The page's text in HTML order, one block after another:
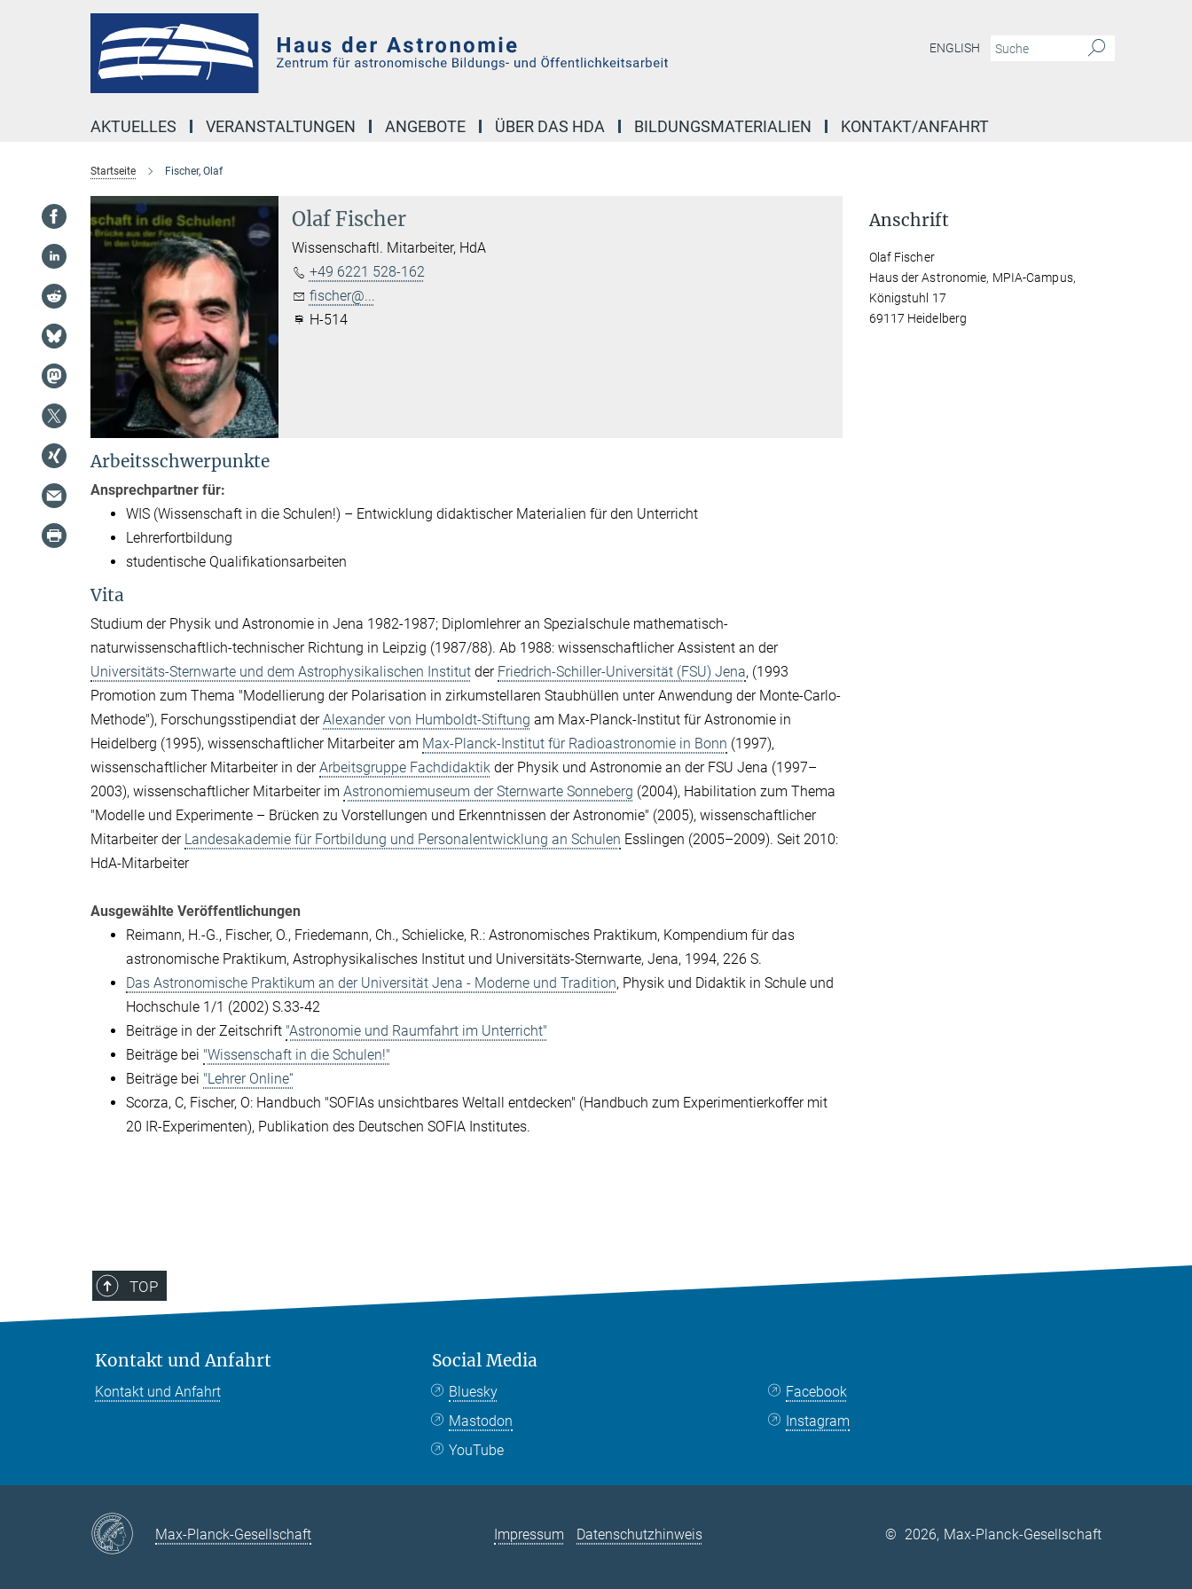
ENGLISH
AKTUELLES VERANSTALTUNGEN ANGEBOTE ÜBER DAS HDA BILDUNGSMATERIALIEN KONTAKT/ANFAHRT
Startseite Fischer, Olaf
Olaf Fischer
Wissenschaftl. Mitarbeiter, HdA
+49 6221 528-162
fischer@...
H-514
Arbeitsschwerpunkte
Ansprechpartner für:
WIS (Wissenschaft in die Schulen!) – Entwicklung didaktischer Materialien für den Unterricht
Lehrerfortbildung
studentische Qualifikationsarbeiten
Vita
Studium der Physik und Astronomie in Jena 1982-1987; Diplomlehrer an Spezialschule mathematisch-
naturwissenschaftlich-technischer Richtung in Leipzig (1987/88). Ab 1988: wissenschaftlicher Assistent an der
Universitäts-Sternwarte und dem Astrophysikalischen Institut der Friedrich-Schiller-Universität (FSU) Jena, (1993
Promotion zum Thema "Modellierung der Polarisation in zirkumstellaren Staubhüllen unter Anwendung der Monte-Carlo-
Methode"), Forschungsstipendiat derAlexander von Humboldt-Stiftung am Max-Planck-Institut für Astronomie in
Heidelberg (1995), wissenschaftlicher Mitarbeiter am Max-Planck-Institut für Radioastronomie in Bonn (1997),
wissenschaftlicher Mitarbeiter in derArbeitsgruppe Fachdidaktik der Physik und Astronomie an der FSU Jena (1997–
2003), wissenschaftlicher Mitarbeiter im Astronomiemuseum der Sternwarte Sonneberg (2004), Habilitation zum Thema
"Modelle und Experimente – Brücken zu Vorstellungen und Erkenntnissen der Astronomie" (2005), wissenschaftlicher
Mitarbeiter der Landesakademie für Fortbildung und Personalentwicklung an Schulen Esslingen (2005–2009). Seit 2010:
HdA-Mitarbeiter
Ausgewählte Veröffentlichungen
Reimann, H.-G., Fischer, O., Friedemann, Ch., Schielicke, R.: Astronomisches Praktikum, Kompendium für das
astronomische Praktikum, Astrophysikalisches Institut und Universitäts-Sternwarte, Jena, 1994, 226 S.
Das Astronomische Praktikum an der Universität Jena - Moderne und Tradition, Physik und Didaktik in Schule und
Hochschule 1/1 (2002) S.33-42
Beiträge in der Zeitschrift "Astronomie und Raumfahrt im Unterricht"
Beiträge bei "Wissenschaft in die Schulen!"
Beiträge bei "Lehrer Online“
Scorza, C, Fischer, O: Handbuch "SOFIAs unsichtbares Weltall entdecken" (Handbuch zum Experimentierkoffer mit
20 IR-Experimenten), Publikation des Deutschen SOFIA Institutes.
Anschrift
Olaf Fischer
Haus der Astronomie, MPIA-Campus,
Königstuhl 17
69117 Heidelberg
TOP
Kontakt und Anfahrt
Kontakt und Anfahrt
Social Media
Bluesky
Mastodon
YouTube
Facebook
Instagram
Max-Planck-Gesellschaft Impressum Datenschutzhinweis © 2026, Max-Planck-Gesellschaft